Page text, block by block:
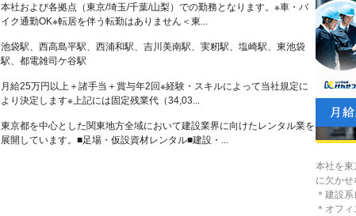
本社および各拠点（東京/埼玉/千葉/山梨）での勤務となります。※車・バ
イク通勤OK※転居を伴う転勤はありません＜東...
池袋駅、西高島平駅、西浦和駅、吉川美南駅、実籾駅、塩崎駅、東池袋
駅、都電雑司ケ谷駅
月給25万円以上＋諸手当＋賞与年2回※経験・スキルによって当社規定に
より決定します※上記には固定残業代（34,03...
東京都を中心とした関東地方全域において建設業界に向けたレンタル業を
展開しています。■足場・仮設資材レンタル■建設・...
本社を
に欠か
＊建設
＊オフ